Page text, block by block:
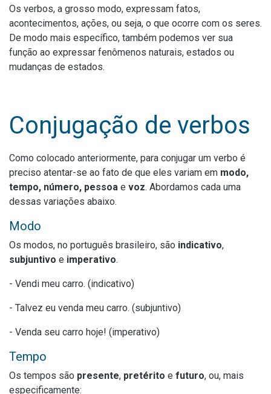
Os verbos, a grosso modo, expressam fatos,
acontecimentos, ações, ou seja, o que ocorre com os seres.
De modo mais específico, também podemos ver sua
função ao expressar fenômenos naturais, estados ou
mudanças de estados.
Conjugação de verbos
Como colocado anteriormente, para conjugar um verbo é
preciso atentar-se ao fato de que eles variam em modo,
tempo, número, pessoa e voz. Abordamos cada uma
dessas variações abaixo.
Modo
Os modos, no português brasileiro, são indicativo,
subjuntivo e imperativo.
- Vendi meu carro. (indicativo)
- Talvez eu venda meu carro. (subjuntivo)
- Venda seu carro hoje! (imperativo)
Tempo
Os tempos são presente, pretérito e futuro, ou, mais
especificamente: